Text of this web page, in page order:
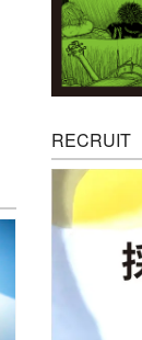
RECRUIT